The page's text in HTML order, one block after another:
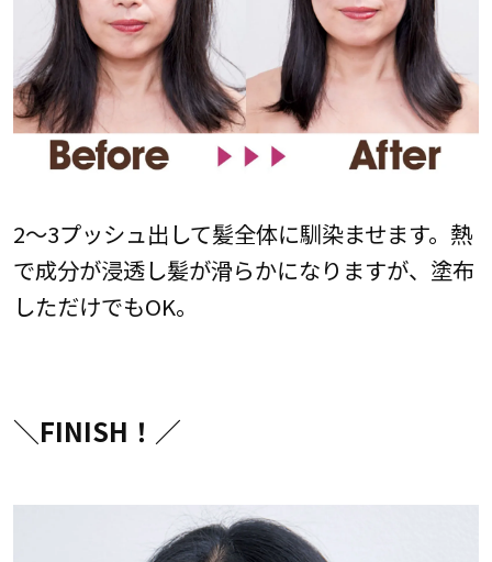
2〜3プッシュ出して髪全体に馴染ませます。熱
で成分が浸透し髪が滑らかになりますが、塗布
しただけでもOK。
＼FINISH！／